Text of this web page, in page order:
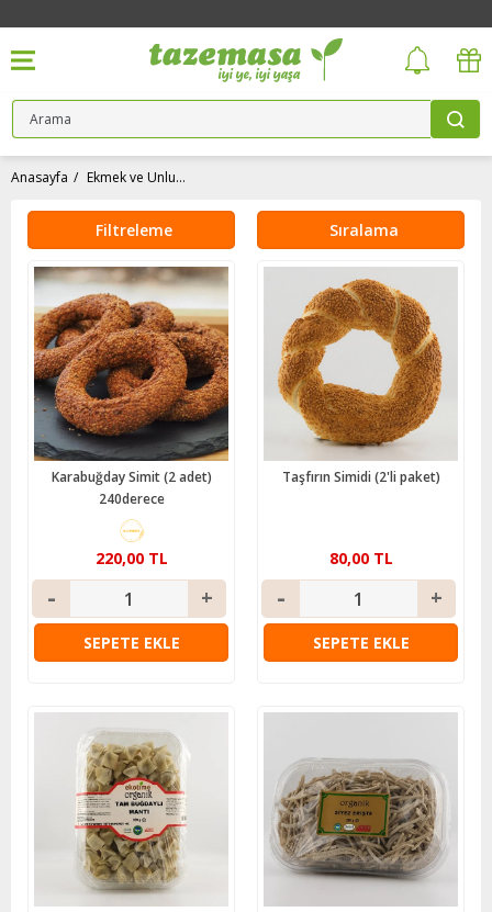
Anasayfa Ekmek ve Unlu Mamüller
Filtreleme Sıralama
Karabuğday Simit (2 adet)
240derece
220,00 TL
SEPETE EKLE
Taşfırın Simidi (2'li paket)
80,00 TL
SEPETE EKLE